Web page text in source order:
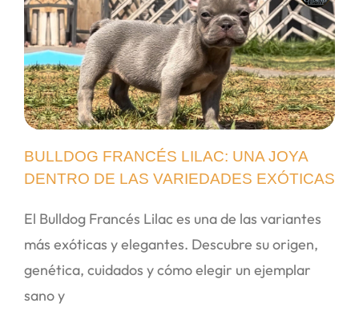
BULLDOG FRANCÉS LILAC: UNA JOYA
DENTRO DE LAS VARIEDADES EXÓTICAS
El Bulldog Francés Lilac es una de las variantes
más exóticas y elegantes. Descubre su origen,
genética, cuidados y cómo elegir un ejemplar
sano y